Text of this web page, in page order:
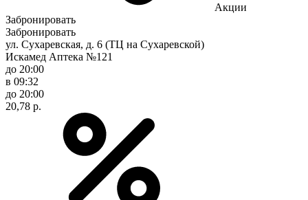
Акции
Забронировать
Забронировать
ул. Сухаревская, д. 6 (ТЦ на Сухаревской)
Искамед Аптека №121
до 20:00
в 09:32
до 20:00
20,78 р.